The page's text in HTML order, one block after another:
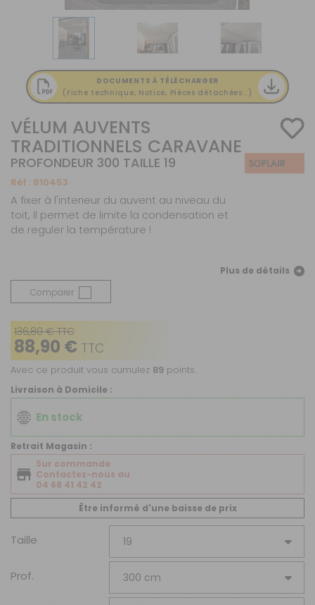
DOCUMENTS À TÉLÉCHARGER
(Fiche technique, Notice, Pièces détachées...)
VÉLUM AUVENTS
TRADITIONNELS CARAVANE
PROFONDEUR 300 TAILLE 19
Réf : 810453
A fixer à l'interieur du auvent au niveau du
toit, Il permet de limite la condensation et
de reguler la température !
Plus de détails
Comparer
136,80 € TTC
88,90 € TTC
Avec ce produit vous cumulez 89 points.
Livraison à Domicile :
En stock
Retrait Magasin :
Sur commande
Contactez-nous au
04 68 41 42 42
Être informé d'une baisse de prix
Taille
Prof.